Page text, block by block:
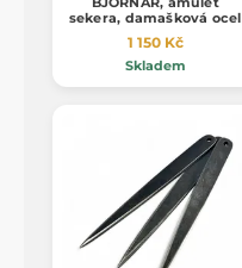
sekera, damašková ocel
1 150 Kč
Skladem